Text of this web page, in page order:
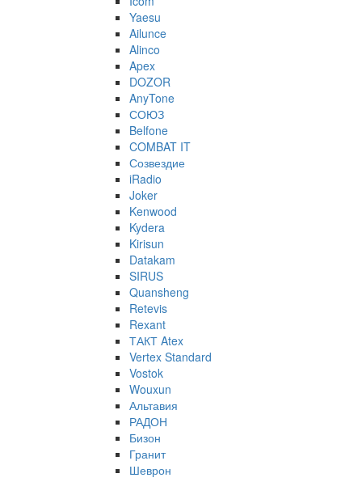
Yaesu
Ailunce
Alinco
Apex
DOZOR
AnyTone
СОЮЗ
Belfone
COMBAT IT
Созвездие
iRadio
Joker
Kenwood
Kydera
Kirisun
Datakam
SIRUS
Quansheng
Retevis
Rexant
ТАКТ Atex
Vertex Standard
Vostok
Wouxun
Альтавия
РАДОН
Бизон
Гранит
Шеврон